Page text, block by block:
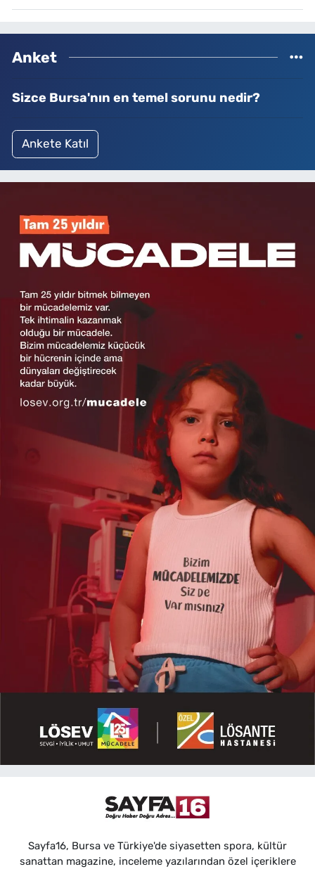
Anket
Sizce Bursa'nın en temel sorunu nedir?
Ankete Katıl
Sayfa16, Bursa ve Türkiye'de siyasetten spora, kültür
sanattan magazine, inceleme yazılarından özel içeriklere